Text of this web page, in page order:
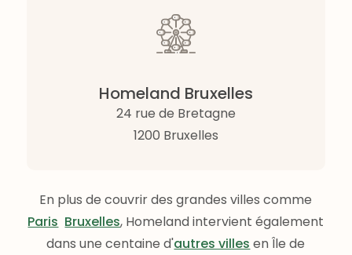
Homeland Bruxelles
24 rue de Bretagne
1200 Bruxelles
En plus de couvrir des grandes villes comme
Paris Bruxelles, Homeland intervient également
dans une centaine d'autres villes en Île de